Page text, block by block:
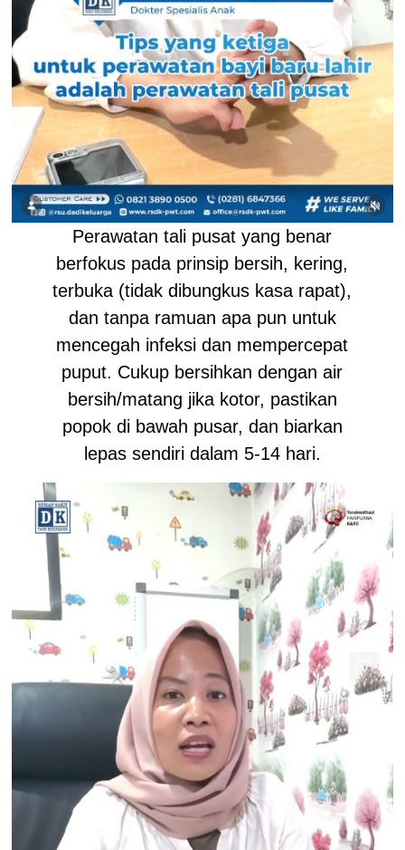
Perawatan tali pusat yang benar
berfokus pada prinsip bersih, kering,
terbuka (tidak dibungkus kasa rapat),
dan tanpa ramuan apa pun untuk
mencegah infeksi dan mempercepat
puput. Cukup bersihkan dengan air
bersih/matang jika kotor, pastikan
popok di bawah pusar, dan biarkan
lepas sendiri dalam 5-14 hari.